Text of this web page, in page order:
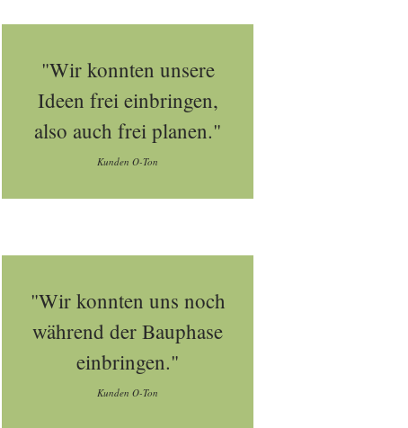
"Wir konnten unsere
Ideen frei einbringen,
also auch frei planen."
Kunden O-Ton
"Wir konnten uns noch
während der Bauphase
einbringen."
Kunden O-Ton